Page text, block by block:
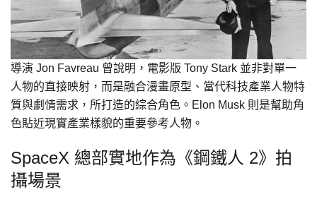
導演 Jon Favreau 曾說明，電影版 Tony Stark 並非對單一
人物的直接映射，而是融合漫畫原型、當代科技產業人物特
質與劇情需求，所打造的綜合角色。Elon Musk 則是幫助角
色貼近現實產業樣貌的重要參考人物。
SpaceX 總部實地作為《鋼鐵人 2》拍
攝場景